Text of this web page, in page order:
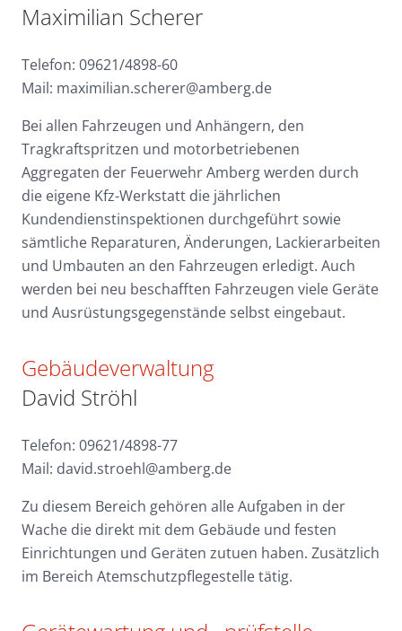
Maximilian Scherer
Telefon: 09621/4898-60
Mail: maximilian.scherer@amberg.de
Bei allen Fahrzeugen und Anhängern, den
Tragkraftspritzen und motorbetriebenen
Aggregaten der Feuerwehr Amberg werden durch
die eigene Kfz-Werkstatt die jährlichen
Kundendienstinspektionen durchgeführt sowie
sämtliche Reparaturen, Änderungen, Lackierarbeiten
und Umbauten an den Fahrzeugen erledigt. Auch
werden bei neu beschafften Fahrzeugen viele Geräte
und Ausrüstungsgegenstände selbst eingebaut.
Gebäudeverwaltung
David Ströhl
Telefon: 09621/4898-77
Mail: david.stroehl@amberg.de
Zu diesem Bereich gehören alle Aufgaben in der
Wache die direkt mit dem Gebäude und festen
Einrichtungen und Geräten zutuen haben. Zusätzlich
im Bereich Atemschutzpflegestelle tätig.